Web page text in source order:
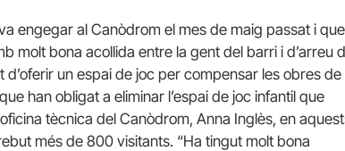
engegar al Canòdrom el mes de maig passat i que
molt bona acollida entre la gent del barri i d’arreu
un espai de joc per compensar les obres de
han obligat a eliminar l’espai de joc infantil que
tècnica del Canòdrom, Anna Inglès, en
més de 800 visitants. “Ha tingut molt bona